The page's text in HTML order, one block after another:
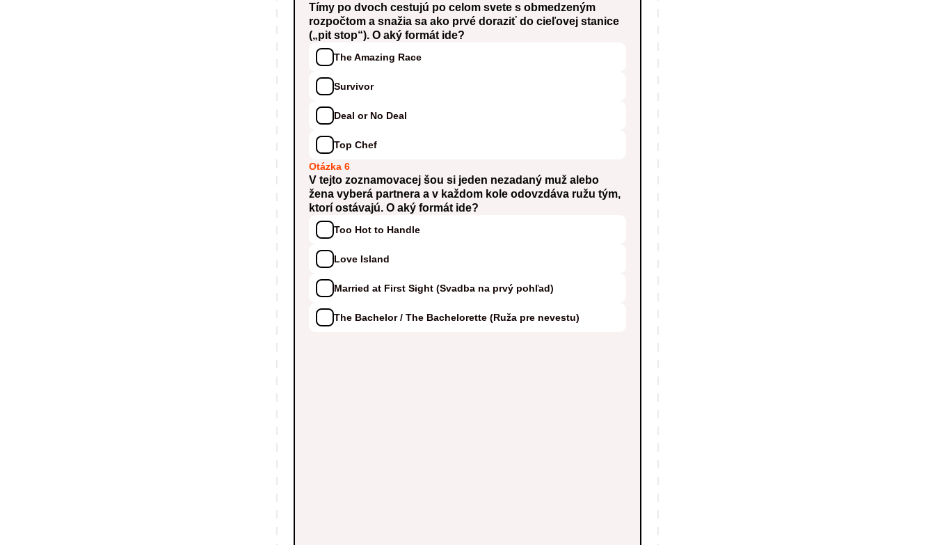
Tímy po dvoch cestujú po celom svete s obmedzeným
rozpočtom a snažia sa ako prvé doraziť do cieľovej stanice
(„pit stop“). O aký formát ide?
The Amazing Race
Survivor
Deal or No Deal
Top Chef
Otázka 6
V tejto zoznamovacej šou si jeden nezadaný muž alebo
žena vyberá partnera a v každom kole odovzdáva ružu tým,
ktorí ostávajú. O aký formát ide?
Too Hot to Handle
Love Island
Married at First Sight (Svadba na prvý pohľad)
The Bachelor / The Bachelorette (Ruža pre nevestu)